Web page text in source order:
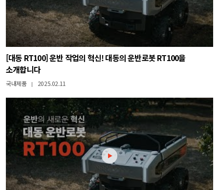
[대동 RT100] 운반 작업의 혁신! 대동의 운반로봇 RT100을
소개합니다
국내제품 | 2025.02.11